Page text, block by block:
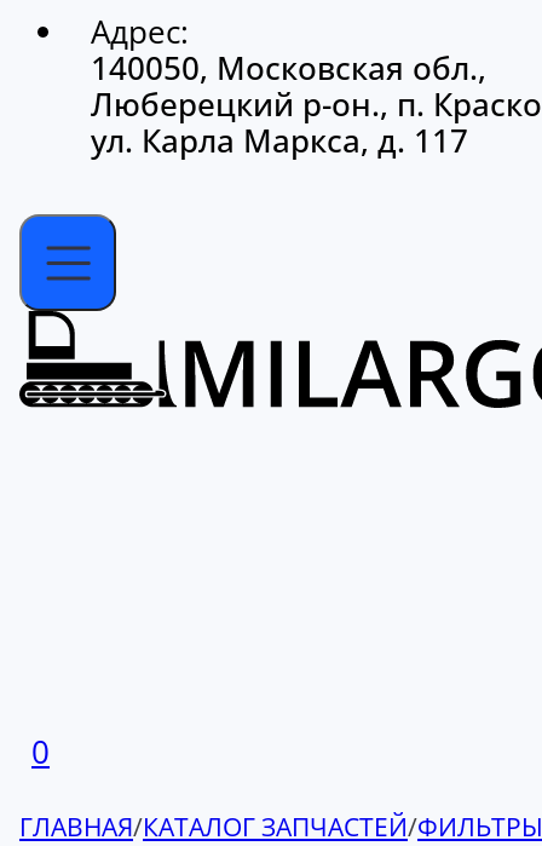
Адрес:
140050, Московская обл.,
Люберецкий р-он., п.
ул. Карла Маркса, д. 117
0
ГЛАВНАЯ/КАТАЛОГ ЗАПЧАСТЕЙ/ФИЛЬТРЫ